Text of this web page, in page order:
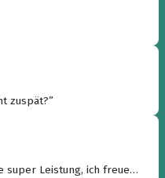
zuspät?”
super Leistung, ich freue